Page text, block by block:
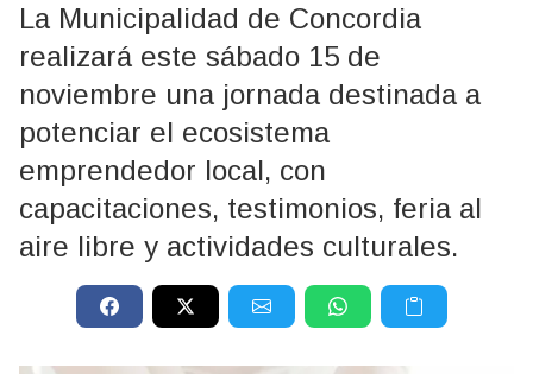
La Municipalidad de Concordia
realizará este sábado 15 de
noviembre una jornada destinada a
potenciar el ecosistema
emprendedor local, con
capacitaciones, testimonios, feria al
aire libre y actividades culturales.